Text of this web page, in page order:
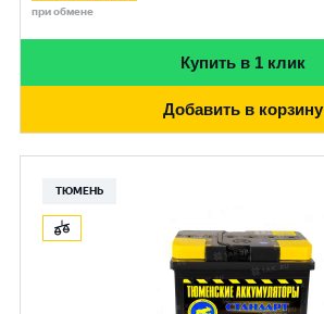
при обмене
Купить в 1 клик
Добавить в корзину
ТЮМЕНЬ